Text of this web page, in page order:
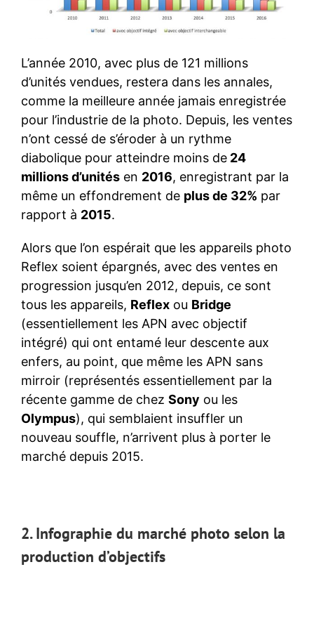
L’année 2010, avec plus de 121 millions
d’unités vendues, restera dans les annales,
comme la meilleure année jamais enregistrée
pour l’industrie de la photo. Depuis, les ventes
n’ont cessé de s’éroder à un rythme
diabolique pour atteindre moins de 24
millions d’unités en 2016, enregistrant par la
même un effondrement de plus de 32% par
rapport à 2015.
Alors que l’on espérait que les appareils photo
Reflex soient épargnés, avec des ventes en
progression jusqu’en 2012, depuis, ce sont
tous les appareils, Reflex ou Bridge
(essentiellement les APN avec objectif
intégré) qui ont entamé leur descente aux
enfers, au point, que même les APN sans
mirroir (représentés essentiellement par la
récente gamme de chez Sony ou les
Olympus), qui semblaient insuffler un
nouveau souffle, n’arrivent plus à porter le
marché depuis 2015.
2. Infographie du marché photo selon la
production d’objectifs